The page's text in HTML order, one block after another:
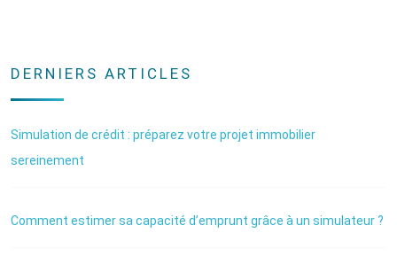
DERNIERS ARTICLES
Simulation de crédit : préparez votre projet immobilier
sereinement
Comment estimer sa capacité d’emprunt grâce à un simulateur ?